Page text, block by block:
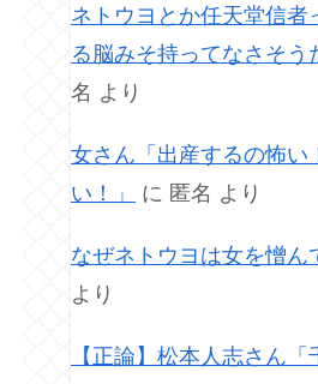
ネトウヨとか任天堂信者
る脳みそ持ってなさそう
名 より
女さん「出産するの怖い
い！」
に 匿名 より
なぜネトウヨは女を憎ん
より
【正論】松本人志さん